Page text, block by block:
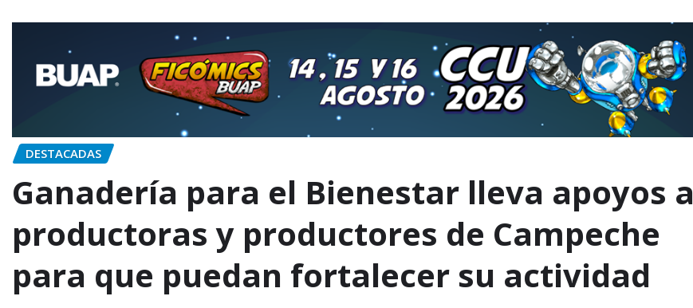
DESTACADAS
Ganadería para el Bienestar lleva apoyos a
productoras y productores de Campeche
para que puedan fortalecer su actividad